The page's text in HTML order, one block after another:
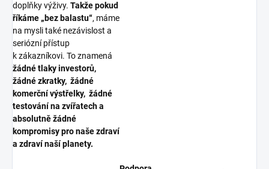
doplňky výživy. Takže pokud
říkáme „bez balastu“, máme
na mysli také nezávislost a
seriózní přístup
k zákazníkovi. To znamená
žádné tlaky investorů,
žádné zkratky, žádné
komerční výstřelky, žádné
testování na zvířatech a
absolutně žádné
kompromisy pro naše zdraví
a zdraví naší planety.